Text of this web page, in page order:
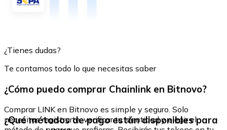
¿Tienes dudas?
Te contamos todo lo que necesitas saber
¿Cómo puedo comprar Chainlink en Bitnovo?
Comprar LINK en Bitnovo es simple y seguro. Solo
necesitas registrarte, verificar tu identidad y elegir el
¿Qué métodos de pago están disponibles para